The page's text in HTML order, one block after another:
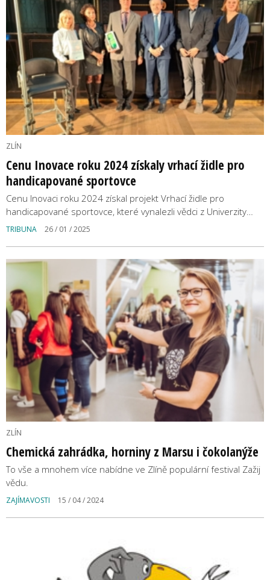
ZLÍN
Cenu Inovace roku 2024 získaly vrhací židle pro
handicapované sportovce
Cenu Inovaci roku 2024 získal projekt Vrhací židle pro
handicapované sportovce, které vynalezli vědci z Univerzity…
TRIBUNA 26 / 01 / 2025
ZLÍN
Chemická zahrádka, horniny z Marsu i čokolanýže
To vše a mnohem více nabídne ve Zlíně populární festival Zažij
vědu.
ZAJÍMAVOSTI 15 / 04 / 2024